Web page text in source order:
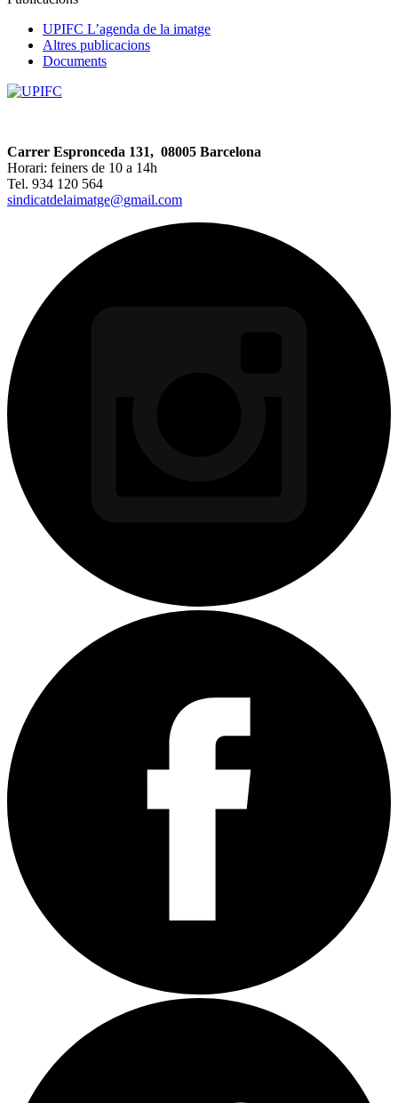
UPIFC L’agenda de la imatge
Altres publicacions
Documents
Carrer Espronceda 131, 08005 Barcelona
Horari: feiners de 10 a 14h
Tel. 934 120 564
sindicatdelaimatge@gmail.com